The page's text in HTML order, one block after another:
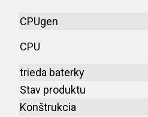
CPUgen
CPU
trieda baterky
Stav produktu
Konštrukcia